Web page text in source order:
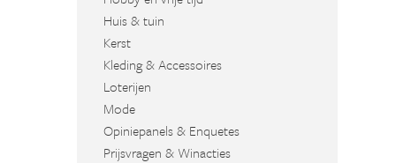
Huis & tuin
Kerst
Kleding & Accessoires
Loterijen
Mode
Opiniepanels & Enquetes
Prijsvragen & Winacties